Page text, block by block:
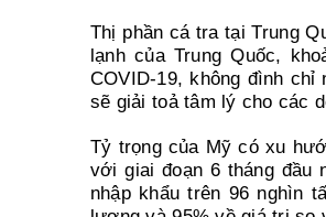
Thị phần cá tra tại Trung
lạnh của Trung Quốc,
COVID-19, không đình
sẽ giải toả tâm lý cho các
Tỷ trọng của Mỹ có xu
với giai đoạn 6 tháng đầu
nhập khẩu trên 96 nghìn